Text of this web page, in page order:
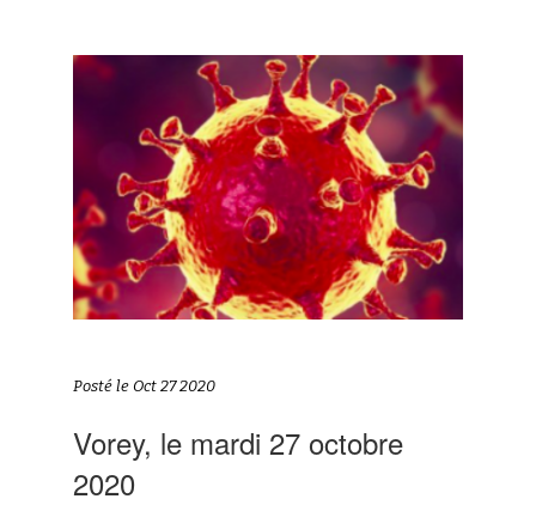
Posté le Oct 27 2020
Vorey, le mardi 27 octobre
2020